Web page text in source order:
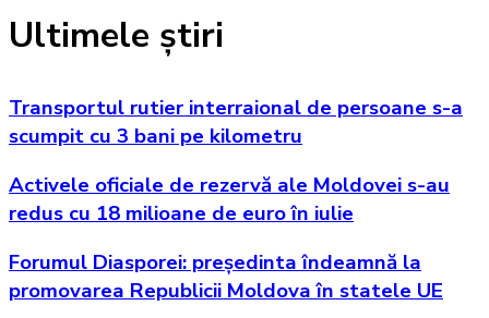
Ultimele știri
Transportul rutier interraional de persoane s-a
scumpit cu 3 bani pe kilometru
Activele oficiale de rezervă ale Moldovei s-au
redus cu 18 milioane de euro în iulie
Forumul Diasporei: președinta îndeamnă la
promovarea Republicii Moldova în statele UE